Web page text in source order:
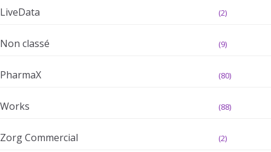
LiveData (2)
Non classé (9)
PharmaX (80)
Works (88)
Zorg Commercial (2)